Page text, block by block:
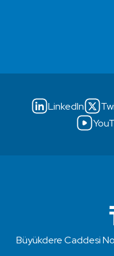
LinkedIn
Büyükdere Caddesi